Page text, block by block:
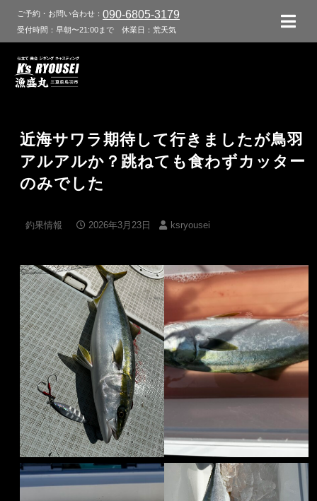
ご予約・お問い合わせ： 090-6805-3179
受付時間：早朝〜21:00まで 休業日：荒天気
近海サワラ期待して行きましたが鳥羽
アルアルか？跳ねても食わずカッター
のみでした
釣果情報 2026年3月23日 ksryousei